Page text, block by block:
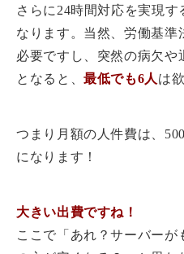
さらに24時間対応を実現す
なります。当然、労働基準
必要ですし、突然の病欠や
となると、最低でも6人 は
つまり月額の人件費は、
になります！
大きい出費ですね！
ここで「あれ？サーバー